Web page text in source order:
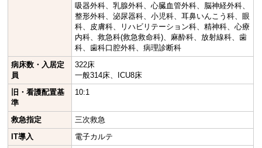
吸器外科、乳腺外科、心臓血管外科、脳神経外科、
整形外科、泌尿器科、小児科、耳鼻いんこう科、眼
科、皮膚科、リハビリテーション科、精神科、心療
内科、救急科(救急救命科)、麻酔科、放射線科、歯
科、歯科口腔外科、病理診断科
病床数・入居定
員
322床
一般314床、ICU8床
旧・看護配置基
準
10:1
救急指定
三次救急
IT導入
電子カルテ